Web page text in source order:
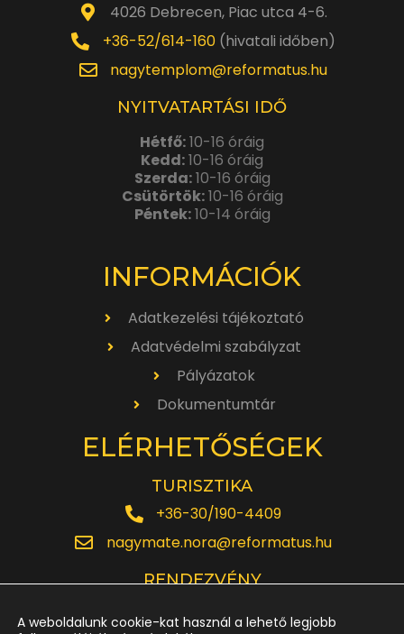
4026 Debrecen, Piac utca 4-6.
+36-52/614-160(hivatali időben)
nagytemplom@reformatus.hu
NYITVATARTÁSI IDŐ
Hétfő:10-16 óráig
Kedd:10-16 óráig
Szerda:10-16 óráig
Csütörtök:10-16 óráig
Péntek:10-14 óráig
INFORMÁCIÓK
Adatkezelési tájékoztató
Adatvédelmi szabályzat
Pályázatok
Dokumentumtár
ELÉRHETŐSÉGEK
TURISZTIKA
+36-30/190-4409
nagymate.nora@reformatus.hu
RENDEZVÉNY
A weboldalunk cookie-kat használ a lehető legjobb